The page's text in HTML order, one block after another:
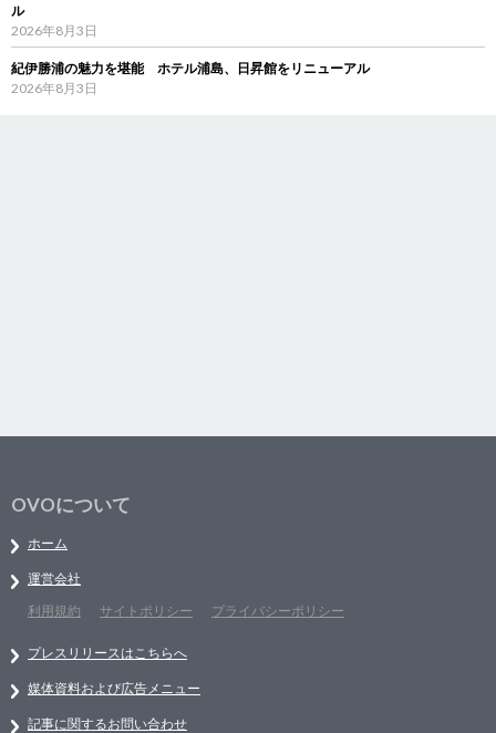
ル
2026年8月3日
紀伊勝浦の魅力を堪能 ホテル浦島、日昇館をリニューアル
2026年8月3日
OVOについて
ホーム
運営会社
利用規約
サイトポリシー プライバシーポリシー
プレスリリースはこちらへ
媒体資料および広告メニュー
記事に関するお問い合わせ